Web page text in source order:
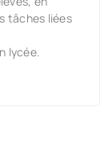
tâches liées
lycée.